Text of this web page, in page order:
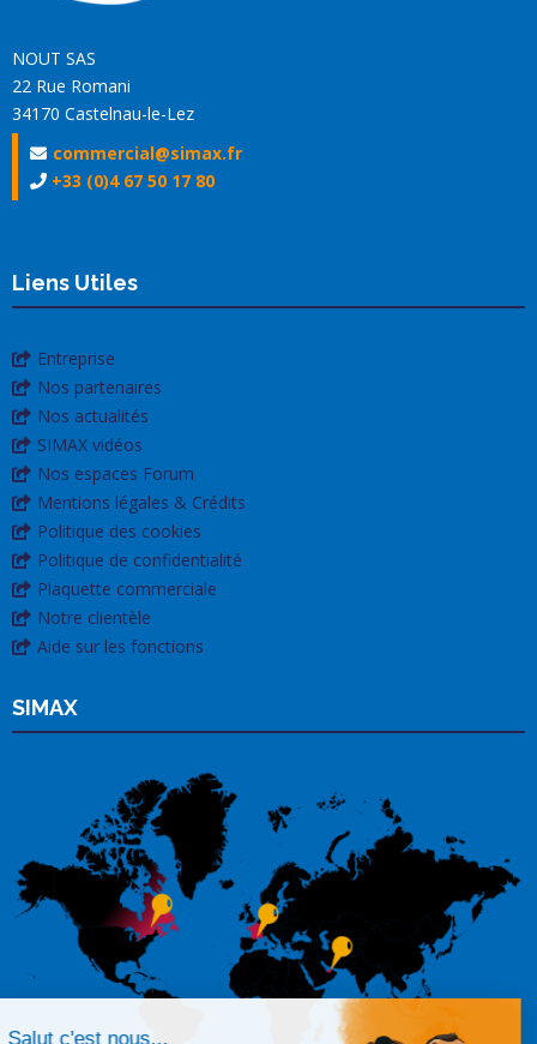
NOUT SAS
22 Rue Romani
34170 Castelnau-le-Lez
commercial@simax.fr
+33 (0)4 67 50 17 80
Liens Utiles
Entreprise
Nos partenaires
Nos actualités
SIMAX vidéos
Nos espaces Forum
Mentions légales & Crédits
Politique des cookies
Politique de confidentialité
Plaquette commerciale
Notre clientèle
Aide sur les fonctions
SIMAX